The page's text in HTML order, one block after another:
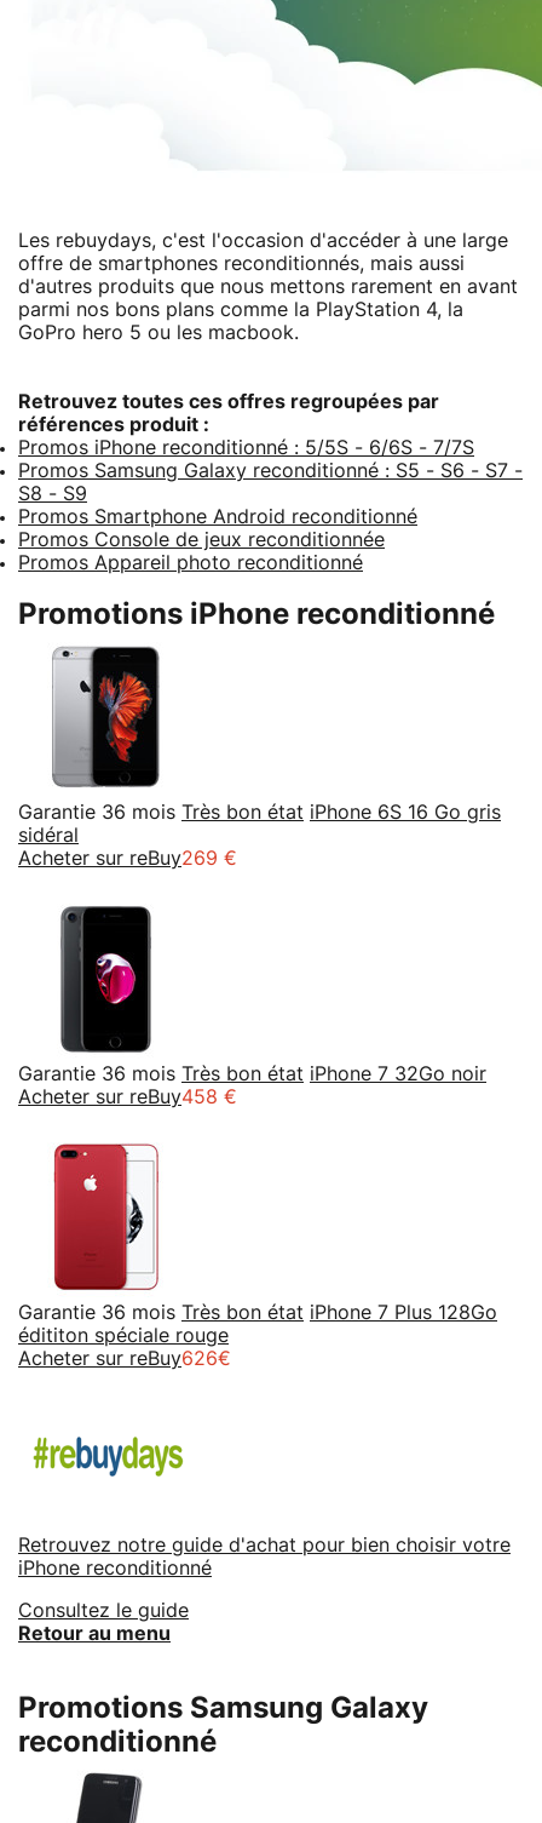
Les rebuydays, c'est l'occasion d'accéder à une large
offre de smartphones reconditionnés, mais aussi
d'autres produits que nous mettons rarement en avant
parmi nos bons plans comme la PlayStation 4, la
GoPro hero 5 ou les macbook.
Retrouvez toutes ces offres regroupées par
références produit :
Promos iPhone reconditionné : 5/5S - 6/6S - 7/7S
Promos Samsung Galaxy reconditionné : S5 - S6 - S7 -
S8 - S9
Promos Smartphone Android reconditionné
Promos Console de jeux reconditionnée
Promos Appareil photo reconditionné
Promotions iPhone reconditionné
Garantie 36 mois Très bon état iPhone 6S 16 Go gris
sidéral
Acheter sur reBuy269 €
Garantie 36 mois Très bon état iPhone 7 32Go noir
Acheter sur reBuy458 €
Garantie 36 mois Très bon état iPhone 7 Plus 128Go
édititon spéciale rouge
Acheter sur reBuy626€
Retrouvez notre guide d'achat pour bien choisir votre
iPhone reconditionné
Consultez le guide
Retour au menu
Promotions Samsung Galaxy
reconditionné